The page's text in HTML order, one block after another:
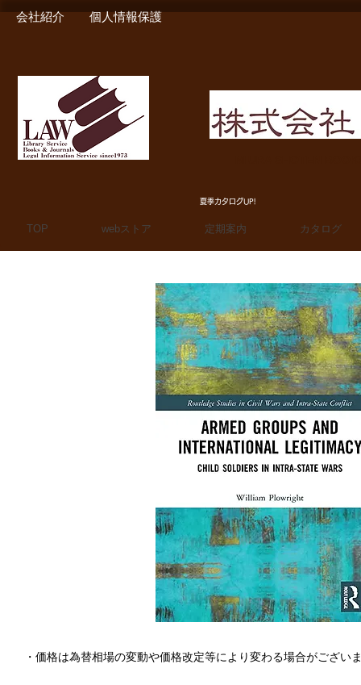
会社紹介 個人情報保護
夏季カタログUP!
TOP webストア 定期案内 カタログ
・価格は為替相場の変動や価格改定等により変わる場合がござい